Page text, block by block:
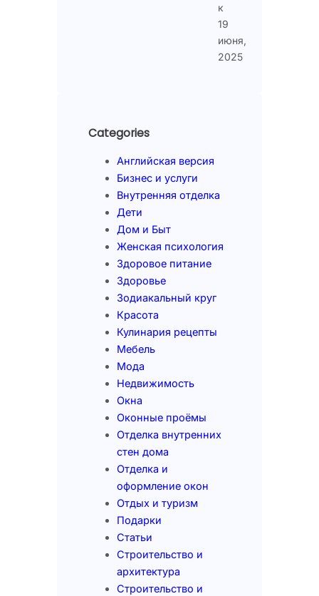
к
19
июня,
2025
Categories
Английская версия
Бизнес и услуги
Внутренняя отделка
Дети
Дом и Быт
Женская психология
Здоровое питание
Здоровье
Зодиакальный круг
Красота
Кулинария рецепты
Мебель
Мода
Недвижимость
Окна
Оконные проёмы
Отделка внутренних
стен дома
Отделка и
оформление окон
Отдых и туризм
Подарки
Статьи
Строительство и
архитектура
Строительство и